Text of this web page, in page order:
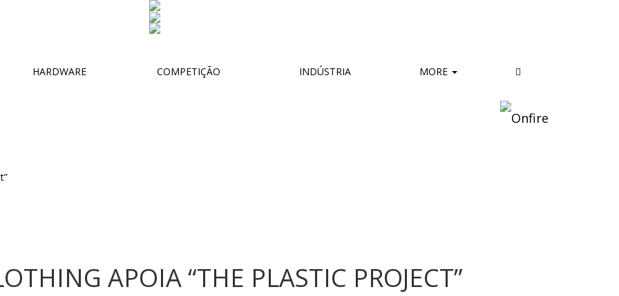
HARDWARE COMPETIÇÃO INDÚSTRIA MORE
APOIA “THE PLASTIC PROJECT”